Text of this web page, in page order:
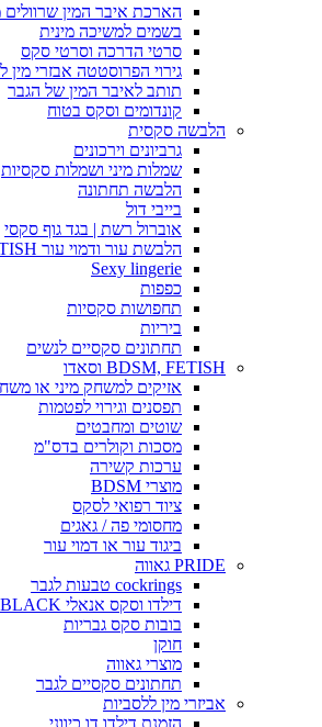
הארכת איבר המין
בשמים למשיכה מינית
סרטי הדרכה וסרטי סקס
גירוי הפרוסטטה אבזרי מין
תותב לאיבר המין של הגבר
קונדומים וסקס בטוח
הלבשה סקסית
גרביונים וירכונים
שמלות מיני ושמלות סקסיות
הלבשה תחתונה
בייבי דול
אוברול רשת | בגד גוף סקסי
הלבשת עור ודמוי עור FETISH
Sexy lingerie
כפפות
תחפושות סקסיות
ביריות
תחתונים סקסיים לנשים
BDSM, FETISH וסאדו
אזיקים למשחק מיני או
תפסנים וגירוי לפטמות
שוטים ומחבטים
מסכות וקולרים בדס"מ
ערכות קשירה
מוצרי BDSM
ציוד רפואי לסקס
מחסומי פה / גאגים
ביגוד עור או דמוי עור
PRIDE גאווה
cockrings טבעות לגבר
דילדו וסקס אנאלי ALL BLACK
בובות סקס גבריות
חוקן
מוצרי גאווה
תחתונים סקסיים לגבר
אביזרי מין ללסביות
הזמנת דילדו דו כיווני